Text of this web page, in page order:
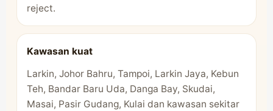
reject.
Kawasan kuat
Larkin, Johor Bahru, Tampoi, Larkin Jaya, Kebun
Teh, Bandar Baru Uda, Danga Bay, Skudai,
Masai, Pasir Gudang, Kulai dan kawasan sekitar